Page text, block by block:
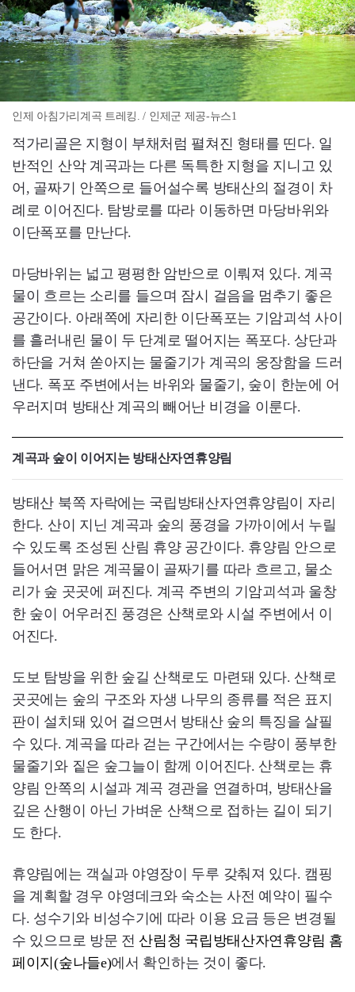
인제 아침가리계곡 트레킹. / 인제군 제공-뉴스1
적가리골은 지형이 부채처럼 펼쳐진 형태를 띤다. 일
반적인 산악 계곡과는 다른 독특한 지형을 지니고 있
어, 골짜기 안쪽으로 들어설수록 방태산의 절경이 차
례로 이어진다. 탐방로를 따라 이동하면 마당바위와
이단폭포를 만난다.
마당바위는 넓고 평평한 암반으로 이뤄져 있다. 계곡
물이 흐르는 소리를 들으며 잠시 걸음을 멈추기 좋은
공간이다. 아래쪽에 자리한 이단폭포는 기암괴석 사이
를 흘러내린 물이 두 단계로 떨어지는 폭포다. 상단과
하단을 거쳐 쏟아지는 물줄기가 계곡의 웅장함을 드러
낸다. 폭포 주변에서는 바위와 물줄기, 숲이 한눈에 어
우러지며 방태산 계곡의 빼어난 비경을 이룬다.
계곡과 숲이 이어지는 방태산자연휴양림
방태산 북쪽 자락에는 국립방태산자연휴양림이 자리
한다. 산이 지닌 계곡과 숲의 풍경을 가까이에서 누릴
수 있도록 조성된 산림 휴양 공간이다. 휴양림 안으로
들어서면 맑은 계곡물이 골짜기를 따라 흐르고, 물소
리가 숲 곳곳에 퍼진다. 계곡 주변의 기암괴석과 울창
한 숲이 어우러진 풍경은 산책로와 시설 주변에서 이
어진다.
도보 탐방을 위한 숲길 산책로도 마련돼 있다. 산책로
곳곳에는 숲의 구조와 자생 나무의 종류를 적은 표지
판이 설치돼 있어 걸으면서 방태산 숲의 특징을 살필
수 있다. 계곡을 따라 걷는 구간에서는 수량이 풍부한
물줄기와 짙은 숲그늘이 함께 이어진다. 산책로는 휴
양림 안쪽의 시설과 계곡 경관을 연결하며, 방태산을
깊은 산행이 아닌 가벼운 산책으로 접하는 길이 되기
도 한다.
휴양림에는 객실과 야영장이 두루 갖춰져 있다. 캠핑
을 계획할 경우 야영데크와 숙소는 사전 예약이 필수
다. 성수기와 비성수기에 따라 이용 요금 등은 변경될
수 있으므로 방문 전산림청 국립방태산자연휴양림 홈
페이지(숲나들e)에서 확인하는 것이 좋다.